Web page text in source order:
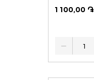
1 100,00 ֏